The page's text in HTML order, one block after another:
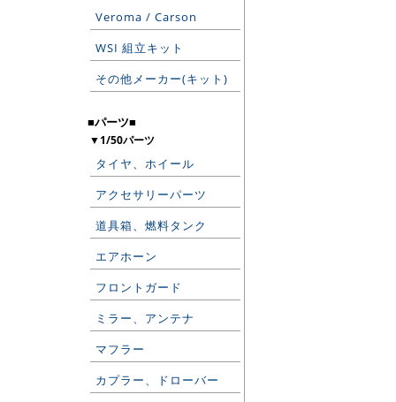
Veroma / Carson
WSI 組立キット
その他メーカー(キット)
■パーツ■
▼1/50パーツ
タイヤ、ホイール
アクセサリーパーツ
道具箱、燃料タンク
エアホーン
フロントガード
ミラー、アンテナ
マフラー
カプラー、ドローバー